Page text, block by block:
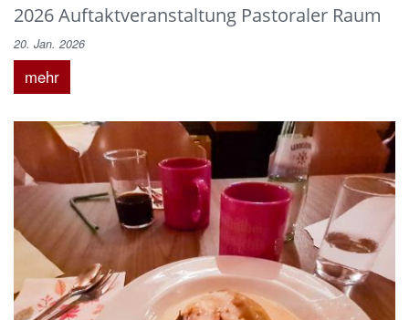
2026 Auftaktveranstaltung Pastoraler Raum
20. Jan. 2026
mehr